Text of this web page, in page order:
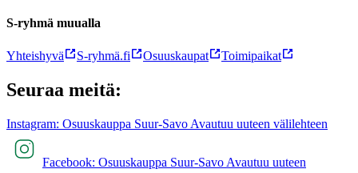
S-ryhmä muualla
Yhteishyvä S-ryhmä.fi Osuuskaupat Toimipaikat
Seuraa meitä:
Instagram: Osuuskauppa Suur-Savo Avautuu uuteen välilehteen
Facebook: Osuuskauppa Suur-Savo Avautuu uuteen